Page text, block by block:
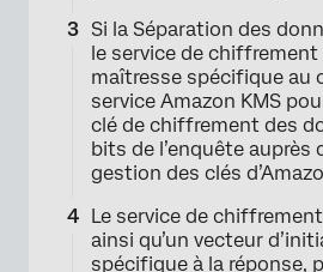
Si la Séparation des
le service de
maîtresse spécifique au
service Amazon KMS
clé de chiffrement des
bits de l’enquête auprès
gestion des clés
Le service de
ainsi qu’un vecteur
spécifique à la réponse,